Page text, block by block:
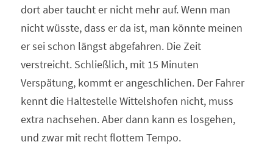
dort aber taucht er nicht mehr auf. Wenn man
nicht wüsste, dass er da ist, man könnte meinen
er sei schon längst abgefahren. Die Zeit
verstreicht. Schließlich, mit 15 Minuten
Verspätung, kommt er angeschlichen. Der Fahrer
kennt die Haltestelle Wittelshofen nicht, muss
extra nachsehen. Aber dann kann es losgehen,
und zwar mit recht flottem Tempo.